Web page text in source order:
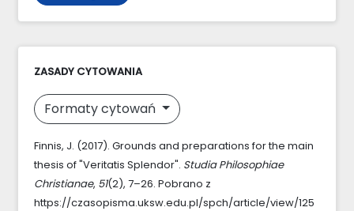
ZASADY CYTOWANIA
Formaty cytowań
Finnis, J. (2017). Grounds and preparations for the main
thesis of "Veritatis Splendor". Studia Philosophiae
Christianae, 51(2), 7–26. Pobrano z
https://czasopisma.uksw.edu.pl/spch/article/view/125